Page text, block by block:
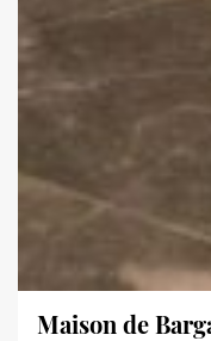
Maison de